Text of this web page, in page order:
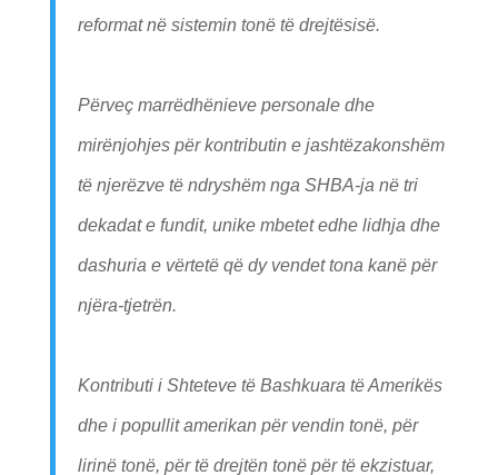
reformat në sistemin tonë të drejtësisë.
Përveç marrëdhënieve personale dhe
mirënjohjes për kontributin e jashtëzakonshëm
të njerëzve të ndryshëm nga SHBA-ja në tri
dekadat e fundit, unike mbetet edhe lidhja dhe
dashuria e vërtetë që dy vendet tona kanë për
njëra-tjetrën.
Kontributi i Shteteve të Bashkuara të Amerikës
dhe i popullit amerikan për vendin tonë, për
lirinë tonë, për të drejtën tonë për të ekzistuar,